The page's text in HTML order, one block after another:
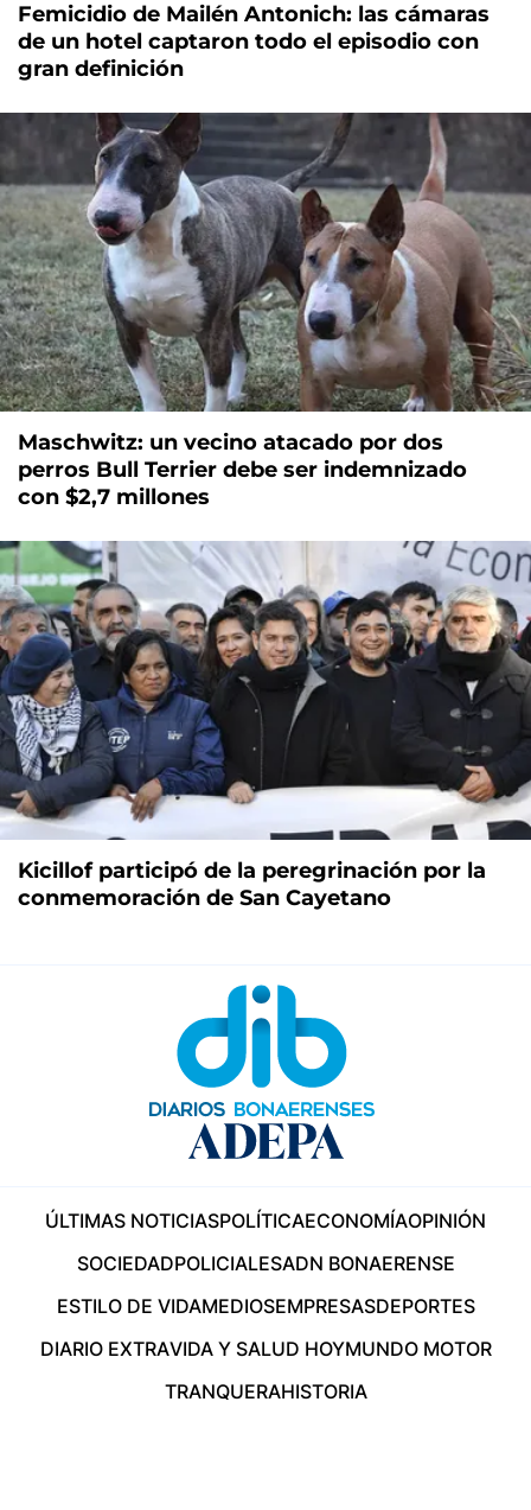
Femicidio de Mailén Antonich: las cámaras
de un hotel captaron todo el episodio con
gran definición
Maschwitz: un vecino atacado por dos
perros Bull Terrier debe ser indemnizado
con $2,7 millones
Kicillof participó de la peregrinación por la
conmemoración de San Cayetano
ÚLTIMAS NOTICIASPOLÍTICAECONOMÍAOPINIÓN
SOCIEDADPOLICIALESADN BONAERENSE
ESTILO DE VIDAMEDIOSEMPRESASDEPORTES
DIARIO EXTRAVIDA Y SALUD HOYMUNDO MOTOR
TRANQUERAHISTORIA